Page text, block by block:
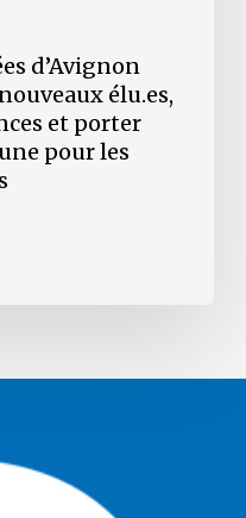
d’Avignon
élu.es,
et porter
pour les